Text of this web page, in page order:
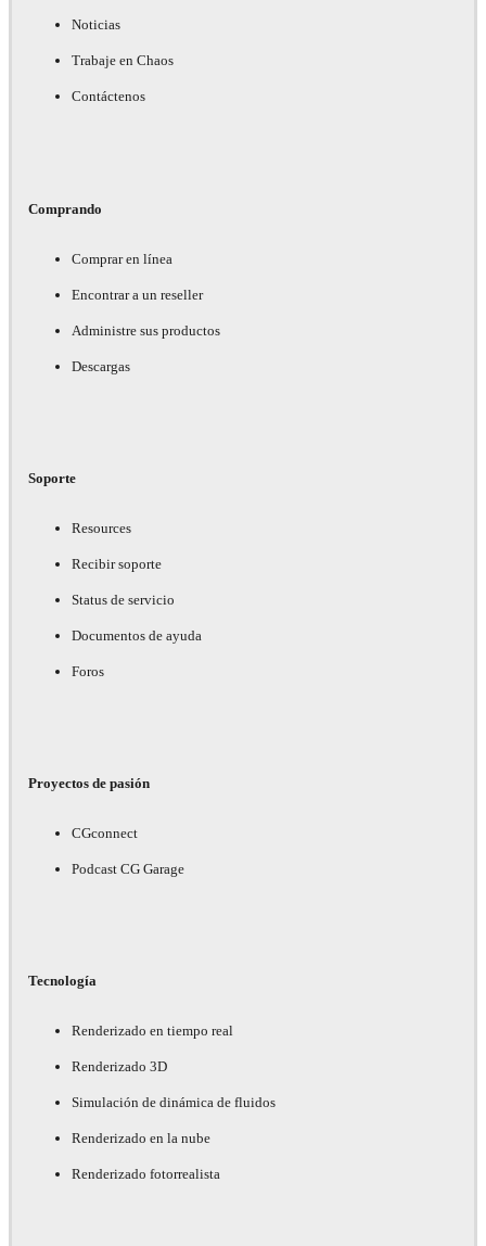
Noticias
Trabaje en Chaos
Contáctenos
Comprando
Comprar en línea
Encontrar a un reseller
Administre sus productos
Descargas
Soporte
Resources
Recibir soporte
Status de servicio
Documentos de ayuda
Foros
Proyectos de pasión
CGconnect
Podcast CG Garage
Tecnología
Renderizado en tiempo real
Renderizado 3D
Simulación de dinámica de fluidos
Renderizado en la nube
Renderizado fotorrealista